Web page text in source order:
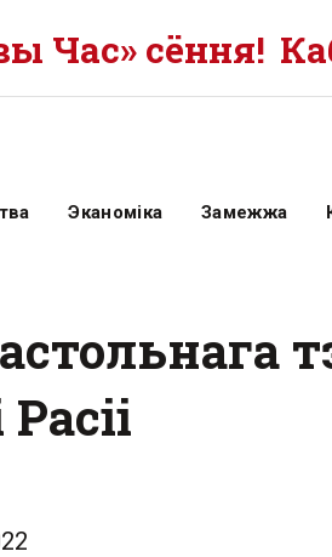
Час» сёння!
Эканоміка Замежжа